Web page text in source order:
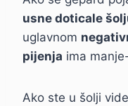
usne doticale
uglavnom
pijenja ima
Ako ste u šolji